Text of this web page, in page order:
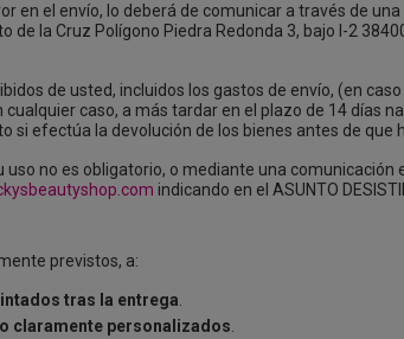
en el envío, lo deberá de comunicar a través de
de la Cruz Polígono Piedra Redonda 3, bajo l-2
de usted, incluidos los gastos de envío, (en
caso, a más tardar en el plazo de 14 días
efectúa la devolución de los bienes antes de que
uso no es obligatorio, o mediante una
indicando en el ASUNTO
previstos, a:
tras la entrega
claramente personalizados